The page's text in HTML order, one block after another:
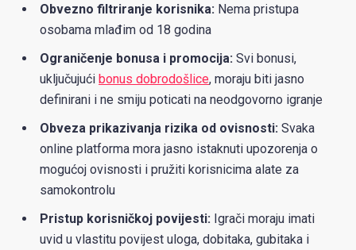
Obvezno filtriranje korisnika: Nema pristupa
osobama mlađim od 18 godina
Ograničenje bonusa i promocija: Svi bonusi,
uključujući bonus dobrodošlice, moraju biti jasno
definirani i ne smiju poticati na neodgovorno igranje
Obveza prikazivanja rizika od ovisnosti: Svaka
online platforma mora jasno istaknuti upozorenja o
mogućoj ovisnosti i pružiti korisnicima alate za
samokontrolu
Pristup korisničkoj povijesti: Igrači moraju imati
uvid u vlastitu povijest uloga, dobitaka, gubitaka i